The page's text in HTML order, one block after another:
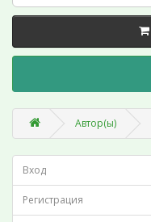
Автор(ы)
Вход
Регистрация